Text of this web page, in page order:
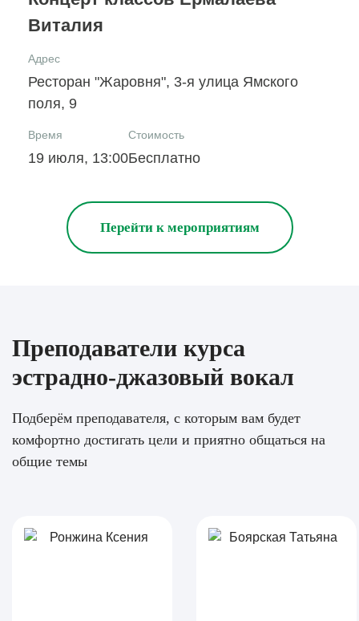
Виталия
Адрес
Ресторан "Жаровня", 3-я улица Ямского
поля, 9
Время
19 июля, 13:00
Стоимость
Бесплатно
Перейти к мероприятиям
Преподаватели курса
эстрадно-джазовый вокал
Подберём преподавателя, с которым вам будет
комфортно достигать цели и приятно общаться на
общие темы